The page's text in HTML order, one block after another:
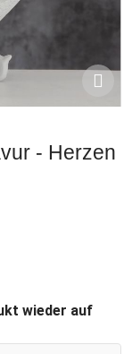
- Herzen
wieder auf